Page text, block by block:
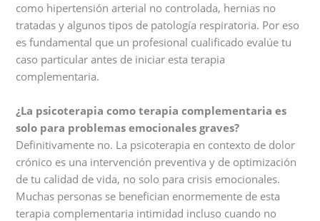
como hipertensión arterial no controlada, hernias no
tratadas y algunos tipos de patología respiratoria. Por eso
es fundamental que un profesional cualificado evalúe tu
caso particular antes de iniciar esta terapia
complementaria.
¿La psicoterapia como terapia complementaria es
solo para problemas emocionales graves?
Definitivamente no. La psicoterapia en contexto de dolor
crónico es una intervención preventiva y de optimización
de tu calidad de vida, no solo para crisis emocionales.
Muchas personas se benefician enormemente de esta
terapia complementaria intimidad incluso cuando no